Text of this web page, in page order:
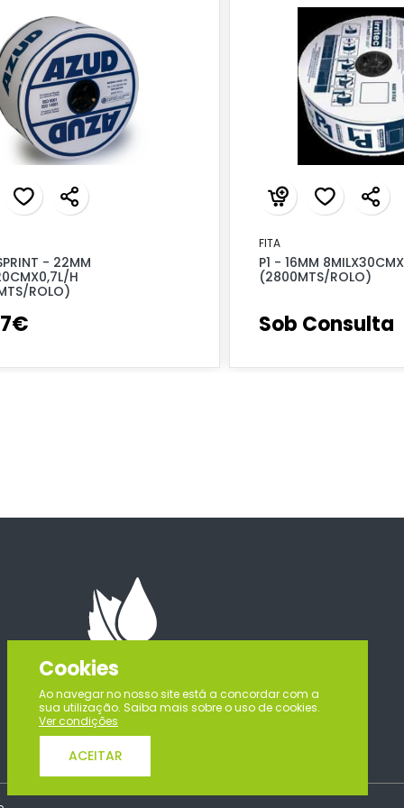
- 22MM
H
ROLO)
€
FITA
P1 - 16MM
(2800MTS/ROLO)
Sob Consulta
Cookies
Ao navegar no nosso site está a concordar com a
sua utilização. Saiba mais sobre o uso de cookies.
Ver condições
ACEITAR